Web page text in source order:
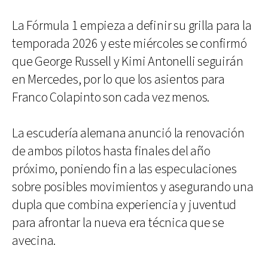
La Fórmula 1 empieza a definir su grilla para la
temporada 2026 y este miércoles se confirmó
que George Russell y Kimi Antonelli seguirán
en Mercedes, por lo que los asientos para
Franco Colapinto son cada vez menos.
La escudería alemana anunció la renovación
de ambos pilotos hasta finales del año
próximo, poniendo fin a las especulaciones
sobre posibles movimientos y asegurando una
dupla que combina experiencia y juventud
para afrontar la nueva era técnica que se
avecina.